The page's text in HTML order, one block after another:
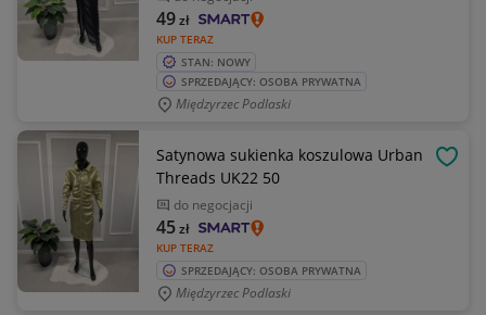
KUP TERAZ
49zł
STAN: NOWY
SPRZEDAJĄCY: OSOBA PRYWATNA
Międzyrzec Podlaski
Satynowa sukienka koszulowa Urban
Threads UK22 50
do negocjacji
KUP TERAZ
45zł
SPRZEDAJĄCY: OSOBA PRYWATNA
Międzyrzec Podlaski